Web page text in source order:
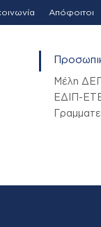
Απόφοιτοι
Μέλη
ΕΔΙΠ-